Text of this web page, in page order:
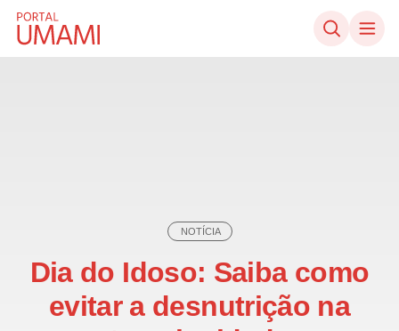
Ir direto ao conteúdo
NOTÍCIA
Dia do Idoso: Saiba como
evitar a desnutrição na